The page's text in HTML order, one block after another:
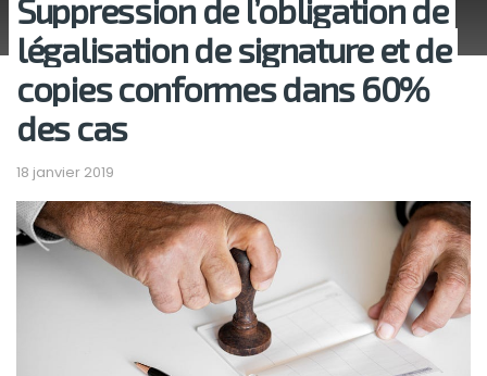
Suppression de l’obligation de
légalisation de signature et de
copies conformes dans 60%
des cas
18 janvier 2019